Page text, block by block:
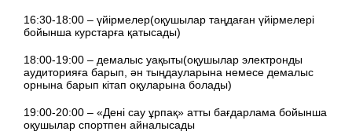
16:30-18:00 – үйірмелер(оқушылар таңдаған үйірмелері
бойынша курстарға қатысады)
18:00-19:00 – демалыс уақыты(оқушылар электронды
аудиторияға барып, ән тыңдауларына немесе демалыс
орнына барып кітап оқуларына болады)
19:00-20:00 – «Дені сау ұрпақ» атты бағдарлама бойынша
оқушылар спортпен айналысады